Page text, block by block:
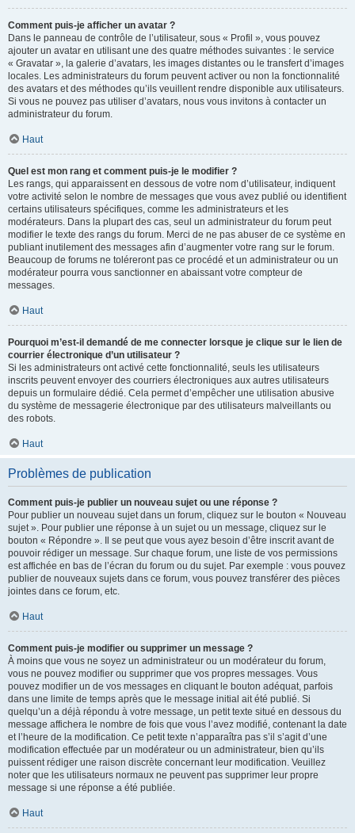
Comment puis-je afficher un avatar ?
Dans le panneau de contrôle de l’utilisateur, sous « Profil », vous pouvez
ajouter un avatar en utilisant une des quatre méthodes suivantes : le service
« Gravatar », la galerie d’avatars, les images distantes ou le transfert d’images
locales. Les administrateurs du forum peuvent activer ou non la fonctionnalité
des avatars et des méthodes qu’ils veuillent rendre disponible aux utilisateurs.
Si vous ne pouvez pas utiliser d’avatars, nous vous invitons à contacter un
administrateur du forum.
Haut
Quel est mon rang et comment puis-je le modifier ?
Les rangs, qui apparaissent en dessous de votre nom d’utilisateur, indiquent
votre activité selon le nombre de messages que vous avez publié ou identifient
certains utilisateurs spécifiques, comme les administrateurs et les
modérateurs. Dans la plupart des cas, seul un administrateur du forum peut
modifier le texte des rangs du forum. Merci de ne pas abuser de ce système en
publiant inutilement des messages afin d’augmenter votre rang sur le forum.
Beaucoup de forums ne toléreront pas ce procédé et un administrateur ou un
modérateur pourra vous sanctionner en abaissant votre compteur de
messages.
Haut
Pourquoi m’est-il demandé de me connecter lorsque je clique sur le lien de
courrier électronique d’un utilisateur ?
Si les administrateurs ont activé cette fonctionnalité, seuls les utilisateurs
inscrits peuvent envoyer des courriers électroniques aux autres utilisateurs
depuis un formulaire dédié. Cela permet d’empêcher une utilisation abusive
du système de messagerie électronique par des utilisateurs malveillants ou
des robots.
Haut
Problèmes de publication
Comment puis-je publier un nouveau sujet ou une réponse ?
Pour publier un nouveau sujet dans un forum, cliquez sur le bouton « Nouveau
sujet ». Pour publier une réponse à un sujet ou un message, cliquez sur le
bouton « Répondre ». Il se peut que vous ayez besoin d’être inscrit avant de
pouvoir rédiger un message. Sur chaque forum, une liste de vos permissions
est affichée en bas de l’écran du forum ou du sujet. Par exemple : vous pouvez
publier de nouveaux sujets dans ce forum, vous pouvez transférer des pièces
jointes dans ce forum, etc.
Haut
Comment puis-je modifier ou supprimer un message ?
À moins que vous ne soyez un administrateur ou un modérateur du forum,
vous ne pouvez modifier ou supprimer que vos propres messages. Vous
pouvez modifier un de vos messages en cliquant le bouton adéquat, parfois
dans une limite de temps après que le message initial ait été publié. Si
quelqu’un a déjà répondu à votre message, un petit texte situé en dessous du
message affichera le nombre de fois que vous l’avez modifié, contenant la date
et l’heure de la modification. Ce petit texte n’apparaîtra pas s’il s’agit d’une
modification effectuée par un modérateur ou un administrateur, bien qu’ils
puissent rédiger une raison discrète concernant leur modification. Veuillez
noter que les utilisateurs normaux ne peuvent pas supprimer leur propre
message si une réponse a été publiée.
Haut